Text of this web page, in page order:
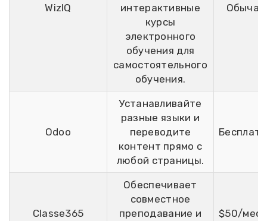
WizIQ
интерактивные
курсы
электронного
обучения для
самостоятельного
обучения.
Обычай
Odoo
Устанавливайте
разные языки и
переводите
контент прямо с
любой страницы.
Classe365
Обеспечивает
совместное
преподавание и
$50/